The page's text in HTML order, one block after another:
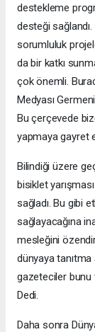
destekleme
desteği
sorumluluk
da bir katkı
çok önemli.
Medyası
Bu çerçevede
yapmaya gayret
Bilindiği üzere
bisiklet
sağladı. Bu gibi
sağlayacağına
mesleğini
dünyaya tanıtma
gazeteciler bunu
Dedi.
Daha sonra